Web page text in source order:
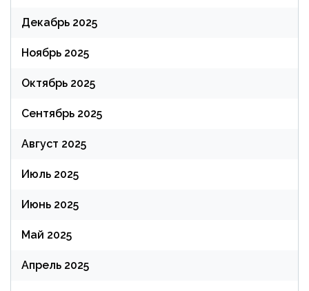
Декабрь 2025
Ноябрь 2025
Октябрь 2025
Сентябрь 2025
Август 2025
Июль 2025
Июнь 2025
Май 2025
Апрель 2025